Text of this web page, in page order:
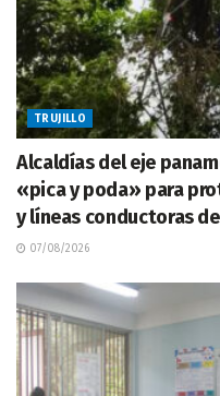
TRUJILLO
Alcaldías del eje
«pica y poda» para
y líneas conductoras
07/08/2026